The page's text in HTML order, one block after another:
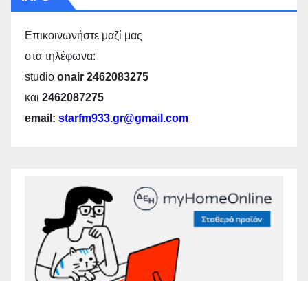
Επικοινωνήστε μαζί μας
στα τηλέφωνα:
studio onair 2462083275
και 2462087275
email: starfm933.gr@gmail.com